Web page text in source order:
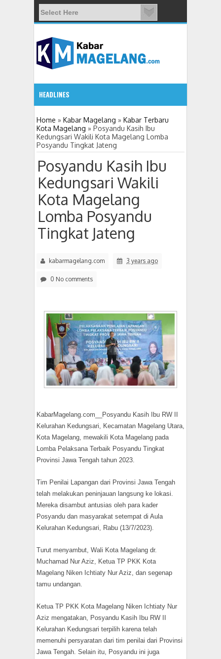
HEADLINES
5:32 PM
11 Siswa SMPN 3 Candimulyo Diduga Keracu
Home » Kabar Magelang » Kabar Terbaru
Kota Magelang » Posyandu Kasih Ibu
Kedungsari Wakili Kota Magelang Lomba
Posyandu Tingkat Jateng
Posyandu Kasih Ibu
Kedungsari Wakili
Kota Magelang
Lomba Posyandu
Tingkat Jateng
kabarmagelang.com 3 years ago
0 No comments
KabarMagelang.com__Posyandu Kasih Ibu RW II
Kelurahan Kedungsari, Kecamatan Magelang Utara,
Kota Magelang, mewakili Kota Magelang pada
Lomba Pelaksana Terbaik Posyandu Tingkat
Provinsi Jawa Tengah tahun 2023.
Tim Penilai Lapangan dari Provinsi Jawa Tengah
telah melakukan peninjauan langsung ke lokasi.
Mereka disambut antusias oleh para kader
Posyandu dan masyarakat setempat di Aula
Kelurahan Kedungsari, Rabu (13/7/2023).
Turut menyambut, Wali Kota Magelang dr.
Muchamad Nur Aziz, Ketua TP PKK Kota
Magelang Niken Ichtiaty Nur Aziz, dan segenap
tamu undangan.
Ketua TP PKK Kota Magelang Niken Ichtiaty Nur
Aziz mengatakan, Posyandu Kasih Ibu RW II
Kelurahan Kedungsari terpilih karena telah
memenuhi persyaratan dari tim penilai dari Provinsi
Jawa Tengah. Selain itu, Posyandu ini juga